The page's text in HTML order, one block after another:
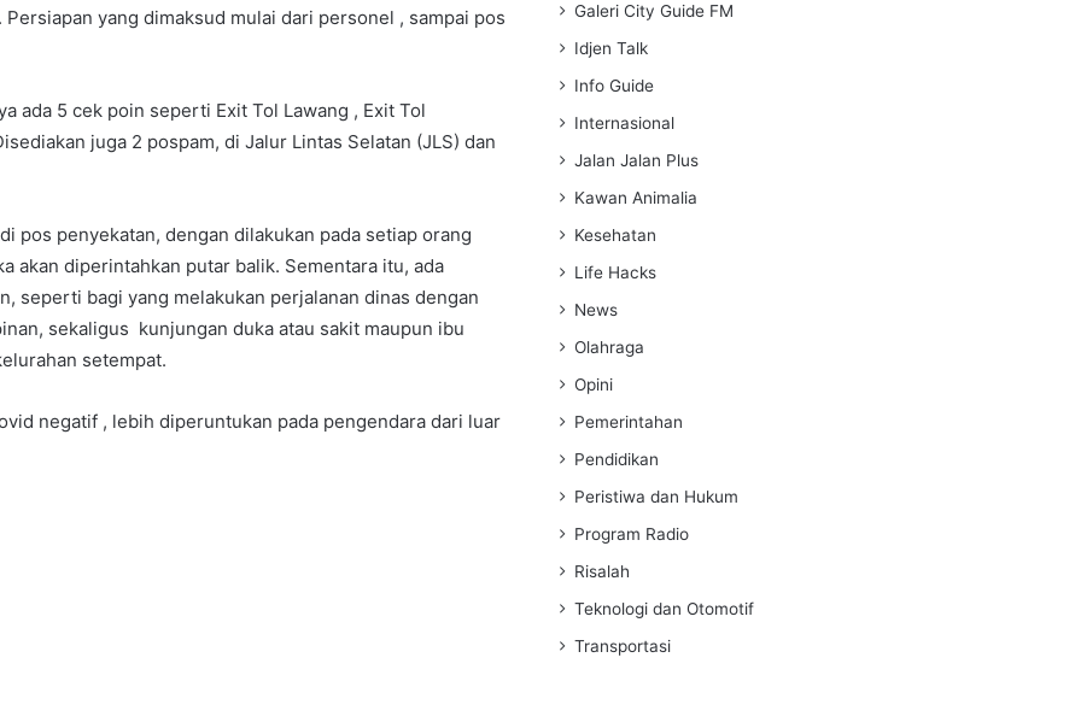
yang dimaksud mulai dari personel , sampai pos
ada 5 cek poin seperti Exit Tol Lawang , Exit Tol
juga 2 pospam, di Jalur Lintas Selatan (JLS) dan
pos penyekatan, dengan dilakukan pada setiap orang
akan diperintahkan putar balik. Sementara itu, ada
seperti bagi yang melakukan perjalanan dinas dengan
sekaligus kunjungan duka atau sakit maupun ibu
setempat.
negatif , lebih diperuntukan pada pengendara dari luar
Galeri City Guide FM
Idjen Talk
Info Guide
Internasional
Jalan Jalan Plus
Kawan Animalia
Kesehatan
Life Hacks
News
Olahraga
Opini
Pemerintahan
Pendidikan
Peristiwa dan Hukum
Program Radio
Risalah
Teknologi dan Otomotif
Transportasi